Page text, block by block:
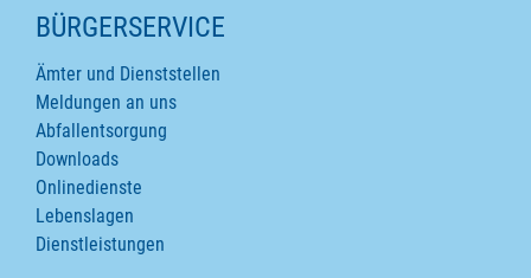
SEITENINHALTE
BÜRGERSERVICE
Ämter und Dienststellen
Meldungen an uns
Abfallentsorgung
Downloads
Onlinedienste
Lebenslagen
Dienstleistungen